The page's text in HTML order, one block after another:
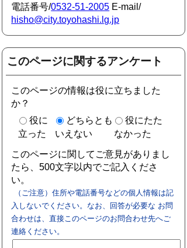
電話番号/0532-51-2005 E-mail/
hisho@city.toyohashi.lg.jp
このページに関するアンケート
このページの情報は役に立ちました
か？
役に
立った
どちらとも
いえない
役にたた
なかった
このページに関してご意見がありまし
たら、500文字以内でご記入くださ
い。
（ご注意）住所や電話番号などの個人情報は記
入しないでください。なお、回答が必要な お問
合わせは、直接このページのお問合わせ先へご
連絡ください。